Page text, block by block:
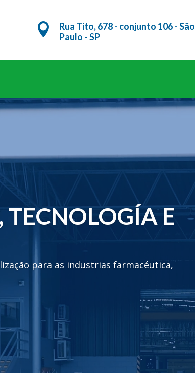

Rua Tito, 678 - conjunto 106 - São
Paulo - SP
UMA
DE
M2
por ano dos quais 60%
Latina, Ásia e Africa
Tocador